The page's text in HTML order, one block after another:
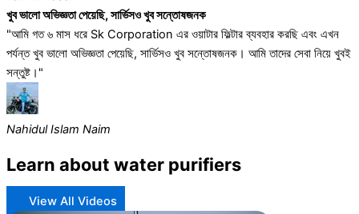
খুব ভালো অভিজ্ঞতা পেয়েছি, সার্ভিসও খুব সন্তোষজনক
"আমি গত ৬ মাস ধরে Sk Corporation এর ওয়াটার ফিল্টার ব্যবহার করছি এবং এখন
পর্যন্ত খুব ভালো অভিজ্ঞতা পেয়েছি, সার্ভিসও খুব সন্তোষজনক। আমি তাদের সেবা নিয়ে খুবই
সন্তুষ্ট।"
Nahidul Islam Naim
Learn about water purifiers
View All Videos